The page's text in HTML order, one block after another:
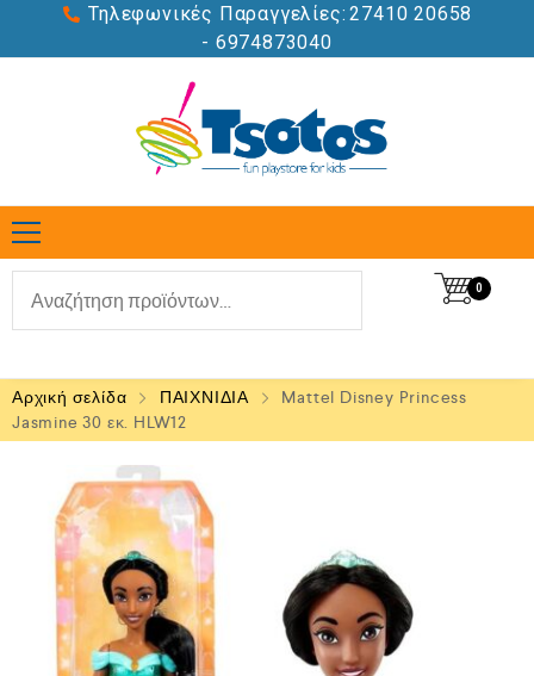
Τηλεφωνικές Παραγγελίες: 27410 20658
- 6974873040
0
Αρχική σελίδα ΠΑΙΧΝΙΔΙΑ
Mattel Disney Princess
Jasmine 30 εκ. HLW12